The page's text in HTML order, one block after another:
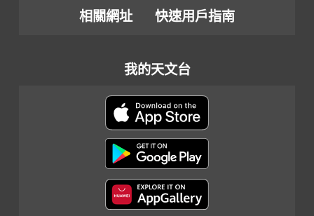
相關網址
快速用戶指南
我的天文台